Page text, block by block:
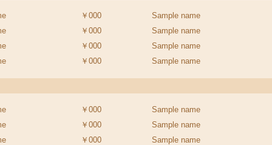
￥000
￥000
￥000
￥000
Sample name
Sample name
Sample name
Sample name
￥000
￥000
￥000
Sample name
Sample name
Sample name